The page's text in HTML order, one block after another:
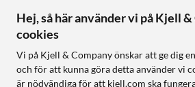
Hej, så här använder vi på Kjell
cookies
Vi på Kjell & Company önskar att ge dig
och för att kunna göra detta använder vi
är nödvändiga för att kjell.com ska